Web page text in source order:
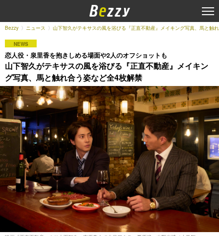
Bezzy ニュース 山下智久がテキサスの風を浴びる『正直不動産』メイキング写真、馬と触
NEWS
恋人役・泉里香を抱きしめる場面や2人のオフショットも
山下智久がテキサスの風を浴びる『正直不動産』メイキン
グ写真、馬と触れ合う姿など全4枚解禁